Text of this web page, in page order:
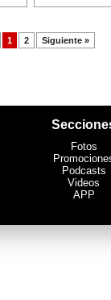
1 2 Siguiente »
Fotos
Podcasts
Videos
APP